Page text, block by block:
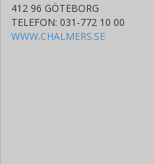
412 96 GÖTEBORG
TELEFON: 031-772 10 00
WWW.CHALMERS.SE